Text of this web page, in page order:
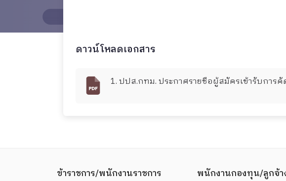
ดาวน์โหลดเอกสาร
1. ปปส.กทม. ประกาศรายชื่อผู้สมัครเข้ารับการ
ข้าราชการ/พนักงานราชการ พนักงานกองทุน/ลูกจ้